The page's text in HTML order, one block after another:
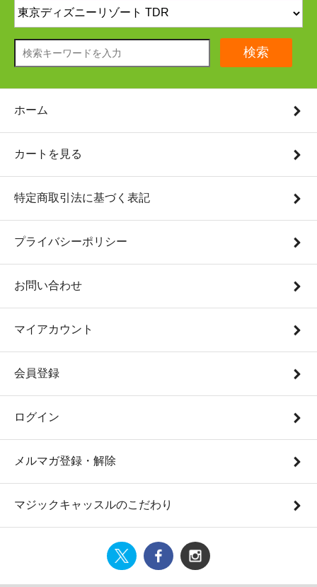
検索
ホーム
カートを見る
特定商取引法に基づく表記
プライバシーポリシー
お問い合わせ
マイアカウント
会員登録
ログイン
メルマガ登録・解除
マジックキャッスルのこだわり